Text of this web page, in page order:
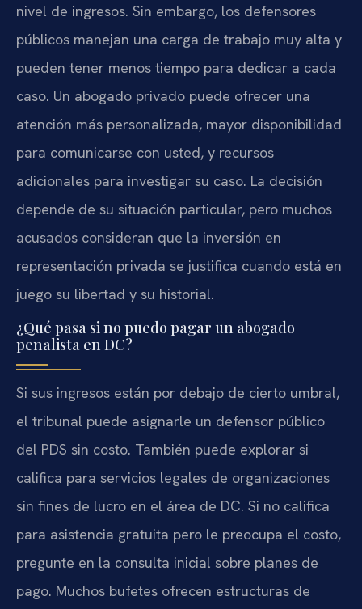
nivel de ingresos. Sin embargo, los defensores
públicos manejan una carga de trabajo muy alta y
pueden tener menos tiempo para dedicar a cada
caso. Un abogado privado puede ofrecer una
atención más personalizada, mayor disponibilidad
para comunicarse con usted, y recursos
adicionales para investigar su caso. La decisión
depende de su situación particular, pero muchos
acusados consideran que la inversión en
representación privada se justifica cuando está en
juego su libertad y su historial.
¿Qué pasa si no puedo pagar un abogado
penalista en DC?
Si sus ingresos están por debajo de cierto umbral,
el tribunal puede asignarle un defensor público
del PDS sin costo. También puede explorar si
califica para servicios legales de organizaciones
sin fines de lucro en el área de DC. Si no califica
para asistencia gratuita pero le preocupa el costo,
pregunte en la consulta inicial sobre planes de
pago. Muchos bufetes ofrecen estructuras de